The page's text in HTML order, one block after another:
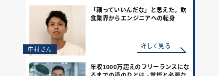
中村さん
「頼っていいんだな」と思えた。飲
食業界からエンジニアへの転身
詳しく見る
年収1000万超えのフリーランスにな